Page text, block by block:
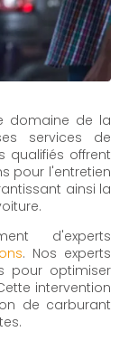
domaine de la
services de
qualifiés offrent
pour l'entretien
ainsi la
d'experts
. Nos experts
pour optimiser
intervention
de carburant